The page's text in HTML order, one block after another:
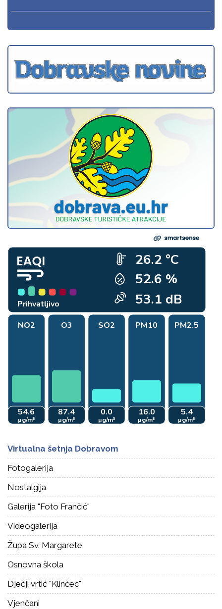
Virtualna šetnja Dobravom
Fotogalerija
Nostalgija
Galerija "Foto Frančić"
Videogalerija
Župa Sv. Margarete
Osnovna škola
Dječji vrtić "Klinčec"
Vjenčani